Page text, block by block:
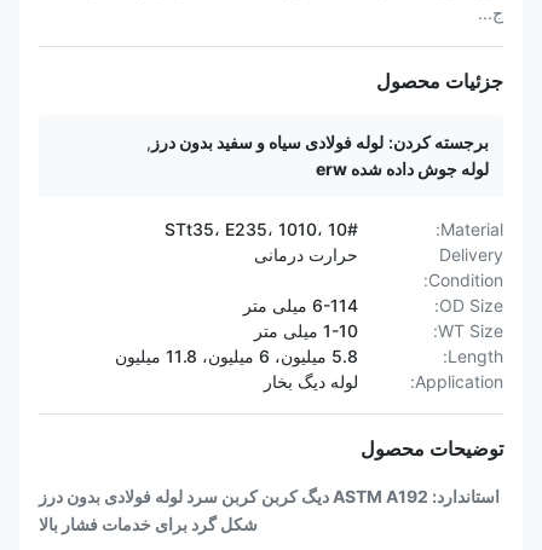
ج...
جزئیات محصول
برجسته کردن: لوله فولادی سیاه و سفید بدون درز ,
لوله جوش داده شده erw
Material:
STt35، E235، 1010، 10#
Delivery
Condition:
حرارت درمانی
OD Size:
6-114 میلی متر
WT Size:
1-10 میلی متر
Length:
5.8 میلیون، 6 میلیون، 11.8 میلیون
Application:
لوله دیگ بخار
توضیحات محصول
استاندارد: ASTM A192 دیگ کربن کربن سرد لوله فولادی بدون درز
شکل گرد برای خدمات فشار بالا